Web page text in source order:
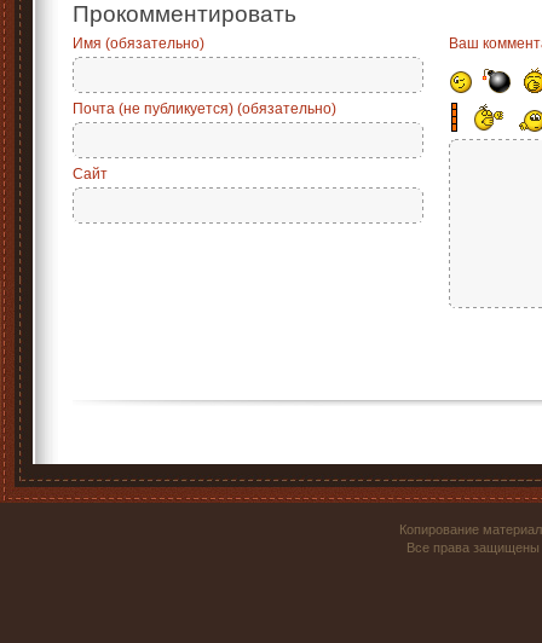
Прокомментировать
Имя (обязательно)
Почта (не публикуется) (обязательно)
Сайт
Ваш
Копирование
Все права